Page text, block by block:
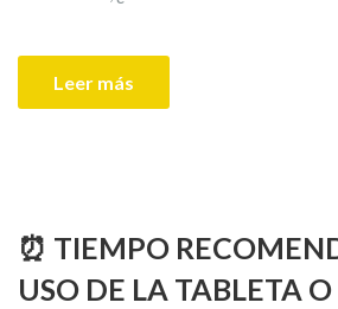
Leer más
⏰ TIEMPO
USO DE LA TABLETA